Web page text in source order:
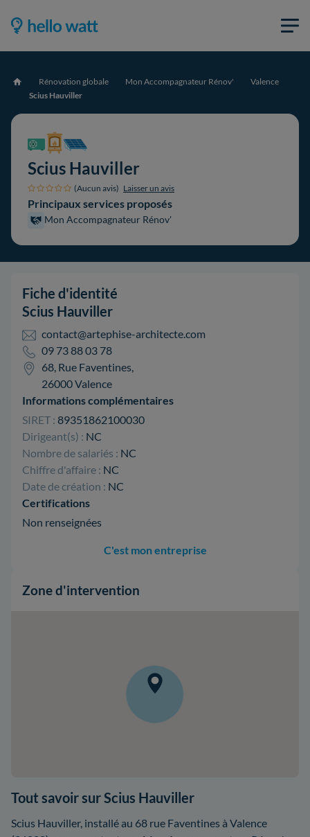
Accueil Rénovation globale Mon Accompagnateur Rénov'
Valence
Scius Hauviller
Scius Hauviller
(Aucun avis) Laisser un avis
Principaux services proposés
Mon Accompagnateur Rénov'
Fiche d'identité
Scius Hauviller
contact@artephise-architecte.com
09 73 88 03 78
68, Rue Faventines,
26000 Valence
Informations complémentaires
SIRET : 89351862100030
Dirigeant(s) : NC
Nombre de salariés : NC
Chiffre d'affaire : NC
Date de création : NC
Certifications
Non renseignées
C'est mon entreprise
Zone d'intervention
Tout savoir sur Scius Hauviller
Scius Hauviller, installé au 68 rue Faventines à Valence